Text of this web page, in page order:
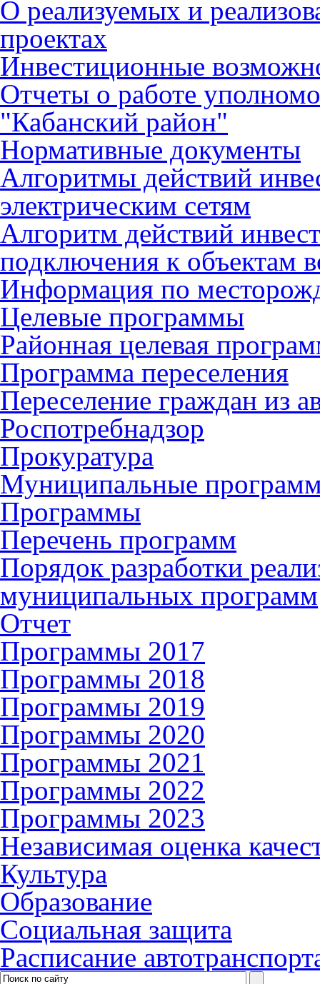
О реализуемых и
проектах
Инвестиционные
Отчеты о работе
"Кабанский район"
Нормативные документы
Алгоритмы действий
электрическим сетям
Алгоритм действий
подключения к объектам
Информация по
Целевые программы
Районная целевая
Программа переселения
Переселение граждан из
Роспотребнадзор
Прокуратура
Муниципальные
Программы
Перечень программ
Порядок разработки
муниципальных программ
Отчет
Программы 2017
Программы 2018
Программы 2019
Программы 2020
Программы 2021
Программы 2022
Программы 2023
Независимая оценка
Культура
Образование
Социальная защита
Расписание